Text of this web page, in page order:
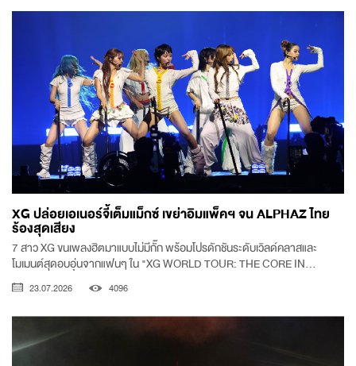
XG ปล่อยเอเนอร์จี้เต็มแม็กซ์ เขย่าอิมแพ็คฯ จน ALPHAZ ไทย
ร้องสุดเสียง
7 สาว XG ขนเพลงฮิตมาแบบไม่มีกั๊ก พร้อมโปรดักชันระดับเวิลด์คลาสและ
โมเมนต์สุดอบอุ่นจากแฟนๆ ใน "XG WORLD TOUR: THE CORE IN...
23.07.2026 4096